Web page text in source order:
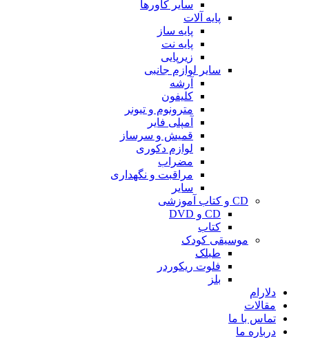
سایر کاورها
پایه آلات
پایه ساز
پایه نت
زیرپایی
سایر لوازم جانبی
آرشه
کلیفون
مترونوم و تیونر
آمپلی فایر
قمیش و سرساز
لوازم دکوری
مضراب
مراقبت و نگهداری
سایر
CD و کتاب آموزشی
CD و DVD
کتاب
موسیقی کودک
طبلک
فلوت ریکوردر
بلز
دلارام
مقالات
تماس با ما
درباره ما